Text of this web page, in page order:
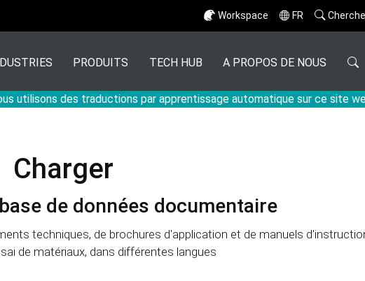
Workspace FR
utilisons des traductions par apprentissage automatique sur ce site
PRODUITS TECH HUB A PROPOS DE NOUS
Charger
de données documentaire
techniques, de brochures d'application et de manuels
de matériaux, dans différentes langues